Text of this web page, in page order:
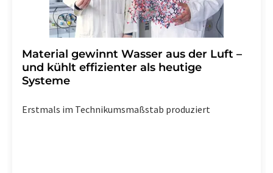
Material gewinnt Wasser aus der Luft –
und kühlt effizienter als heutige
Systeme
Erstmals im Technikumsmaßstab produziert